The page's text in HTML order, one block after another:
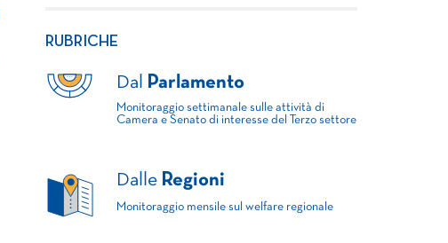
RUBRICHE
Dal Parlamento
Monitoraggio settimanale sulle attività di
Camera e Senato di interesse del Terzo settore
Dalle Regioni
Monitoraggio mensile sul welfare regionale